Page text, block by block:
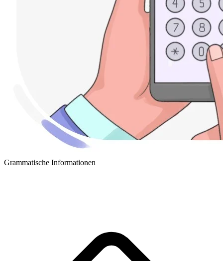
Grammatische Informationen